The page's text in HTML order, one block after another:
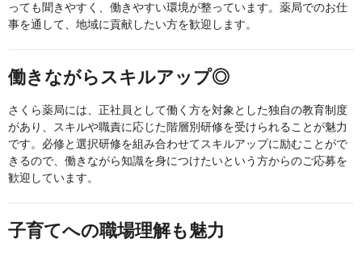
っても聞きやすく、働きやすい環境が整っています。薬局でのお仕
事を通して、地域に貢献したい方を歓迎します。
働きながらスキルアップ◎
さくら薬局には、正社員として働く方を対象とした独自の教育制度
があり、スキルや職責に応じた階層別研修を受けられることが魅力
です。必修と選択研修を組み合わせてスキルアップに励むことがで
きるので、働きながら知識を身につけたいという方からのご応募を
歓迎しています。
子育てへの職場理解も魅力